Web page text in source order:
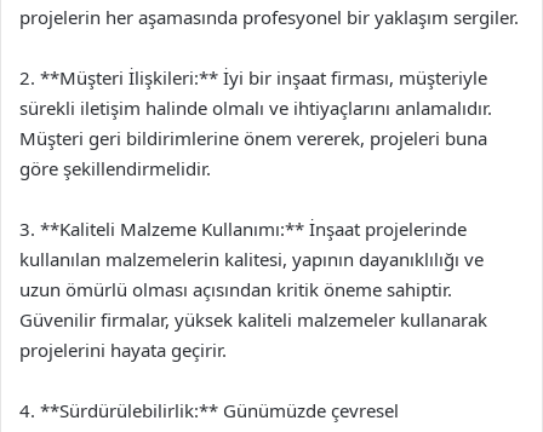
projelerin her aşamasında profesyonel bir yaklaşım sergiler.
2. **Müşteri İlişkileri:** İyi bir inşaat firması, müşteriyle
sürekli iletişim halinde olmalı ve ihtiyaçlarını anlamalıdır.
Müşteri geri bildirimlerine önem vererek, projeleri buna
göre şekillendirmelidir.
3. **Kaliteli Malzeme Kullanımı:** İnşaat projelerinde
kullanılan malzemelerin kalitesi, yapının dayanıklılığı ve
uzun ömürlü olması açısından kritik öneme sahiptir.
Güvenilir firmalar, yüksek kaliteli malzemeler kullanarak
projelerini hayata geçirir.
4. **Sürdürülebilirlik:** Günümüzde çevresel